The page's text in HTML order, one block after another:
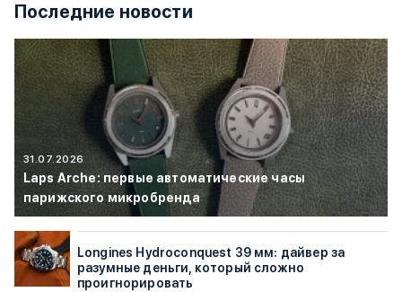
Последние новости
31.07.2026
Laps Arche: первые автоматические часы
парижского микробренда
Longines Hydroconquest 39 мм: дайвер за
разумные деньги, который сложно
проигнорировать